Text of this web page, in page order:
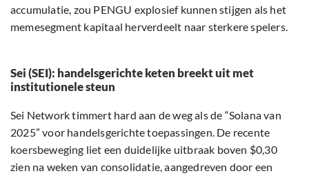
accumulatie, zou PENGU explosief kunnen stijgen als het
memesegment kapitaal herverdeelt naar sterkere spelers.
Sei (SEI): handelsgerichte keten breekt uit met
institutionele steun
Sei Network timmert hard aan de weg als de “Solana van
2025” voor handelsgerichte toepassingen. De recente
koersbeweging liet een duidelijke uitbraak boven $0,30
zien na weken van consolidatie, aangedreven door een